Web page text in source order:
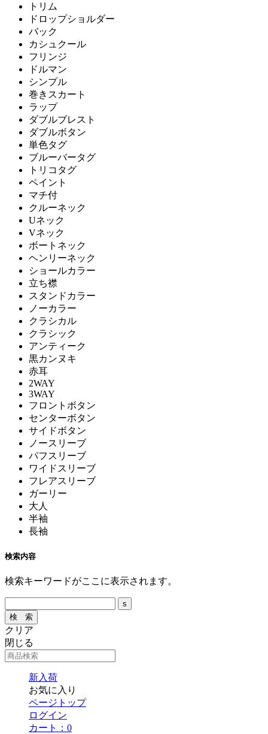
トリム
ドロップショルダー
バック
カシュクール
フリンジ
ドルマン
シンプル
巻きスカート
ラップ
ダブルブレスト
ダブルボタン
単色タグ
ブルーバータグ
トリコタグ
ペイント
マチ付
クルーネック
Uネック
Vネック
ボートネック
ヘンリーネック
ショールカラー
立ち襟
スタンドカラー
ノーカラー
クラシカル
クラシック
アンティーク
黒カンヌキ
赤耳
2WAY
3WAY
フロントボタン
センターボタン
サイドボタン
ノースリーブ
パフスリーブ
ワイドスリーブ
フレアスリーブ
ガーリー
大人
半袖
長袖
検索内容
検索キーワードがここに表示されます。
クリア
閉じる
新入荷
お気に入り
ページトップ
ログイン
カート： 0